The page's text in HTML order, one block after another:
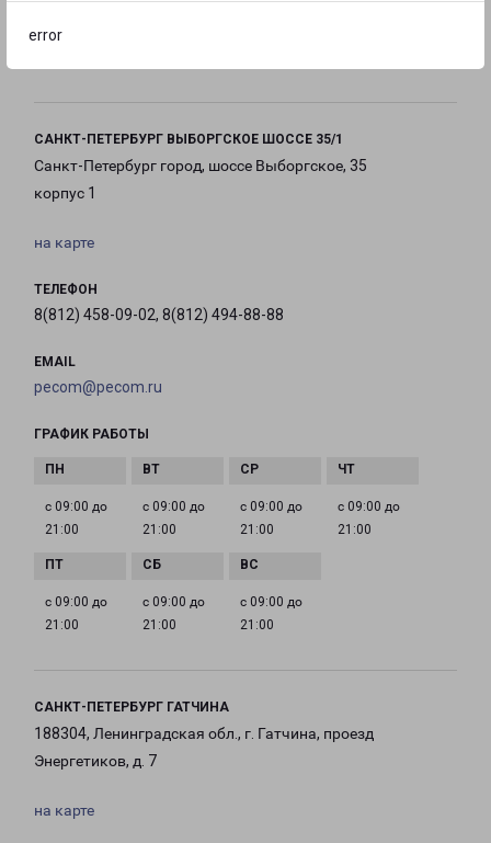
errorс 10:00 до
САНКТ-ПЕТЕРБУРГ ВЫБОРГСКОЕ ШОССЕ 35/1
Санкт-Петербург город, шоссе Выборгское, 35
корпус 1
на карте
ТЕЛЕФОН
8(812) 458-09-02, 8(812) 494-88-88
EMAIL
pecom@pecom.ru
ГРАФИК РАБОТЫ
с 09:00 до
21:00
с 09:00 до
21:00
с 09:00 до
21:00
с 09:00 до
21:00
с 09:00 до
21:00
с 09:00 до
21:00
с 09:00 до
21:00
САНКТ-ПЕТЕРБУРГ ГАТЧИНА
188304, Ленинградская обл., г. Гатчина, проезд
Энергетиков, д. 7
на карте